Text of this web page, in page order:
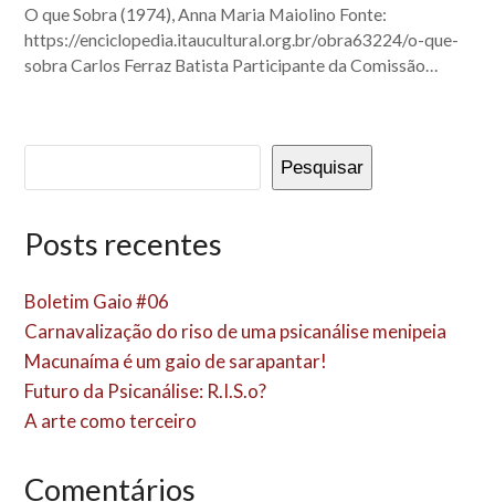
O que Sobra (1974), Anna Maria Maiolino Fonte:
https://enciclopedia.itaucultural.org.br/obra63224/o-que-
sobra Carlos Ferraz Batista Participante da Comissão…
Pesquisar
Posts recentes
Boletim Gaio #06
Carnavalização do riso de uma psicanálise menipeia
Macunaíma é um gaio de sarapantar!
Futuro da Psicanálise: R.I.S.o?
A arte como terceiro
Comentários